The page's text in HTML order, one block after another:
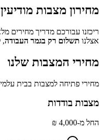
מחירון מצבות מודיעין
ריכזנו עבורכם מדריך מחירים
אצלנו תשלום רק בגמר העבודה,
מחירי המצבות שלנו
מחירי פתיחה למצבות בבית
מצבות בודדות
החל מ-4,000 ₪